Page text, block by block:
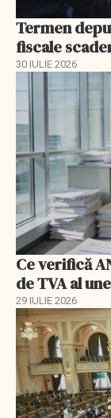
Termen
fiscale
30 IULIE 2026
Ce verifică
de TVA al
29 IULIE 2026